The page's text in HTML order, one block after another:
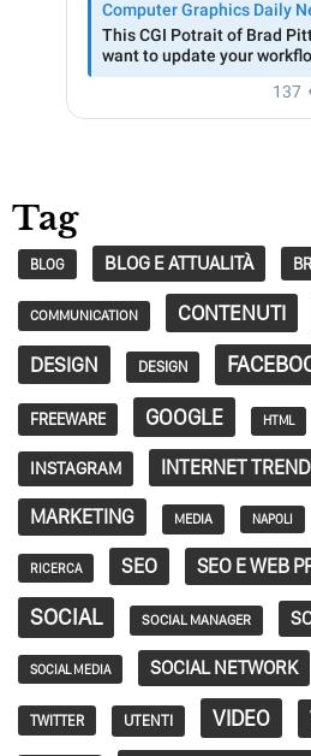
Tag
BLOG BLOG E ATTUALITÀ
COMMUNICATION CONTENUTI
DESIGN DESIGN
FREEWARE GOOGLE HTML
INSTAGRAM INTERNET
MARKETING MEDIA NAPOLI
RICERCA SEO SEO E WEB
SOCIAL SOCIAL MANAGER
SOCIAL MEDIA SOCIAL NETWORK
TWITTER UTENTI VIDEO